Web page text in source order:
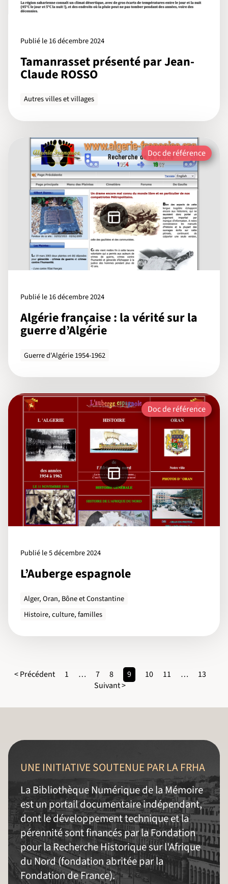
Publié le 16 décembre 2024
Tamanrasset présenté par Jean-
Claude ROSSO
Autres villes et villages
Doc de référence
Publié le 16 décembre 2024
Algérie française : la vérité sur la
guerre d’Algérie
Guerre d'Algérie 1954-1962
Doc de référence
Publié le 5 décembre 2024
L’Auberge espagnole
Alger, Oran, Bône et Constantine
Histoire, culture, familles
< Précédent 1 … 7 8 9 10 11 …
13
Suivant >
UNE INITIATIVE SOUTENUE PAR LA FRHA
La Bibliothèque Numérique de la Mémoire
est un portail documentaire indépendant,
dont le développement technique et la
pérennité sont financés par la Fondation
pour la Recherche Historique sur l'Afrique
du Nord (fondation abritée par la
Fondation de France).